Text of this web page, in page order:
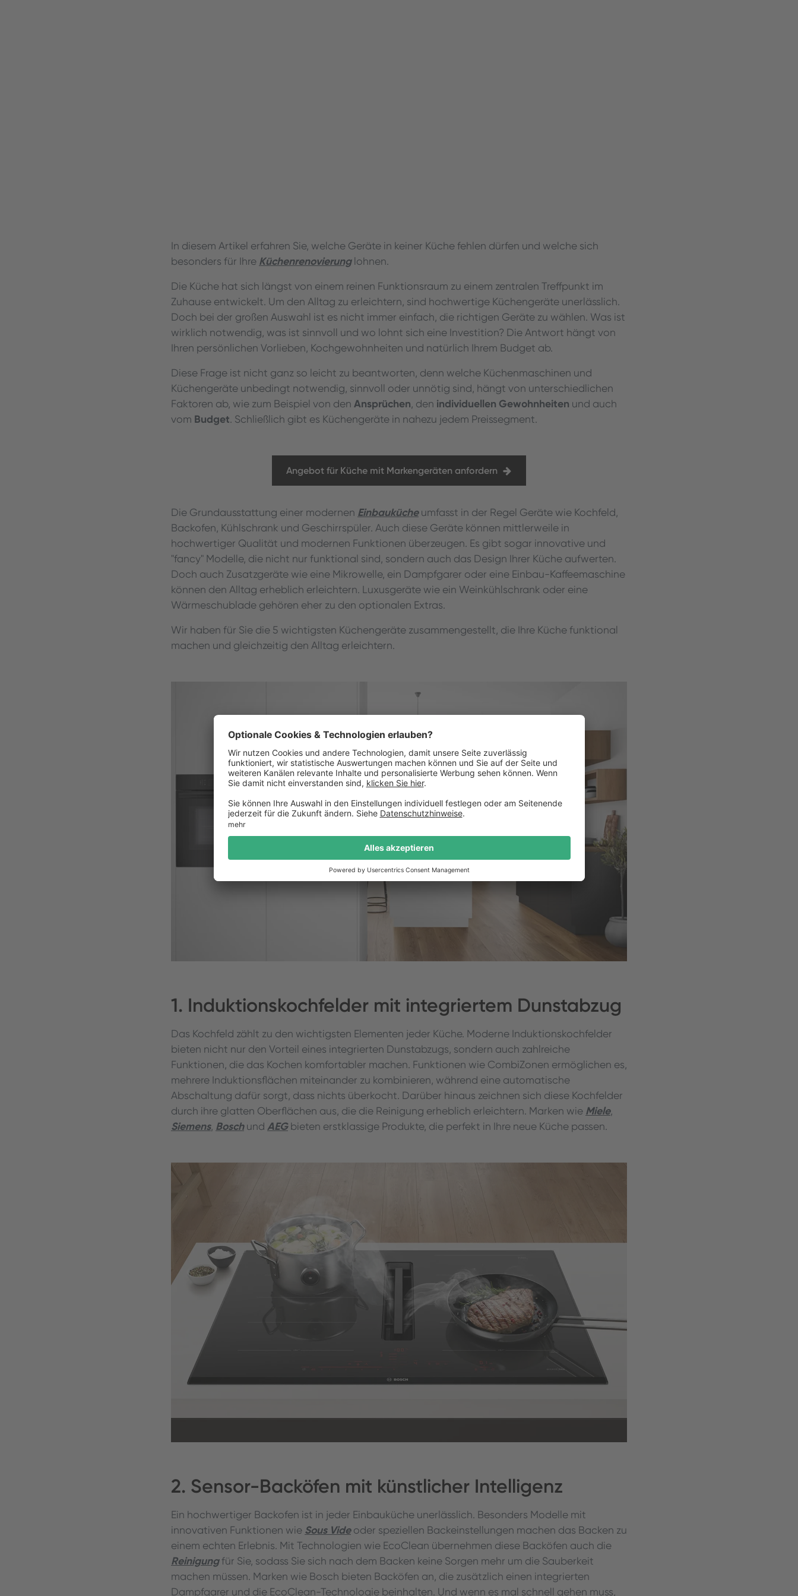
In diesem Artikel erfahren Sie, welche Geräte in keiner Küche fehlen dürfen und welche sich
besonders für Ihre Küchenrenovierunglohnen.
Die Küche hat sich längst von einem reinen Funktionsraum zu einem zentralen Treffpunkt im
Zuhause entwickelt. Um den Alltag zu erleichtern, sind hochwertige Küchengeräte unerlässlich.
Doch bei der großen Auswahl ist es nicht immer einfach, die richtigen Geräte zu wählen. Was ist
wirklich notwendig, was ist sinnvoll und wo lohnt sich eine Investition? Die Antwort hängt von
Ihren persönlichen Vorlieben, Kochgewohnheiten und natürlich Ihrem Budget ab.
Diese Frage ist nicht ganz so leicht zu beantworten, denn welche Küchenmaschinen und
Küchengeräte unbedingt notwendig, sinnvoll oder unnötig sind, hängt von unterschiedlichen
Faktoren ab, wie zum Beispiel von den Ansprüchen, den individuellen Gewohnheiten und auch
vom Budget. Schließlich gibt es Küchengeräte in nahezu jedem Preissegment.
Angebot für Küche mit Markengeräten anfordern
Die Grundausstattung einer modernen Einbaukücheumfasst in der Regel Geräte wie Kochfeld,
Backofen, Kühlschrank und Geschirrspüler. Auch diese Geräte können mittlerweile in
hochwertiger Qualität und modernen Funktionen überzeugen. Es gibt sogar innovative und
"fancy" Modelle, die nicht nur funktional sind, sondern auch das Design Ihrer Küche aufwerten.
Doch auch Zusatzgeräte wie eine Mikrowelle, ein Dampfgarer oder eine Einbau-Kaffeemaschine
können den Alltag erheblich erleichtern. Luxusgeräte wie ein Weinkühlschrank oder eine
Wärmeschublade gehören eher zu den optionalen Extras.
Wir haben für Sie die 5 wichtigsten Küchengeräte zusammengestellt, die Ihre Küche funktional
machen und gleichzeitig den Alltag erleichtern.
1. Induktionskochfelder mit integriertem Dunstabzug
Das Kochfeld zählt zu den wichtigsten Elementen jeder Küche. Moderne Induktionskochfelder
bieten nicht nur den Vorteil eines integrierten Dunstabzugs, sondern auch zahlreiche
Funktionen, die das Kochen komfortabler machen. Funktionen wie CombiZonen ermöglichen es,
mehrere Induktionsflächen miteinander zu kombinieren, während eine automatische
Abschaltung dafür sorgt, dass nichts überkocht. Darüber hinaus zeichnen sich diese Kochfelder
durch ihre glatten Oberflächen aus, die die Reinigung erheblich erleichtern. Marken wie Miele,
Siemens, Boschund AEGbieten erstklassige Produkte, die perfekt in Ihre neue Küche passen.
2. Sensor-Backöfen mit künstlicher Intelligenz
Ein hochwertiger Backofen ist in jeder Einbauküche unerlässlich. Besonders Modelle mit
innovativen Funktionen wie Sous Videoder speziellen Backeinstellungen machen das Backen zu
einem echten Erlebnis. Mit Technologien wie EcoClean übernehmen diese Backöfen auch die
Reinigungfür Sie, sodass Sie sich nach dem Backen keine Sorgen mehr um die Sauberkeit
machen müssen. Marken wie Bosch bieten Backöfen an, die zusätzlich einen integrierten
Dampfgarer und die EcoClean-Technologie beinhalten. Und wenn es mal schnell gehen muss,